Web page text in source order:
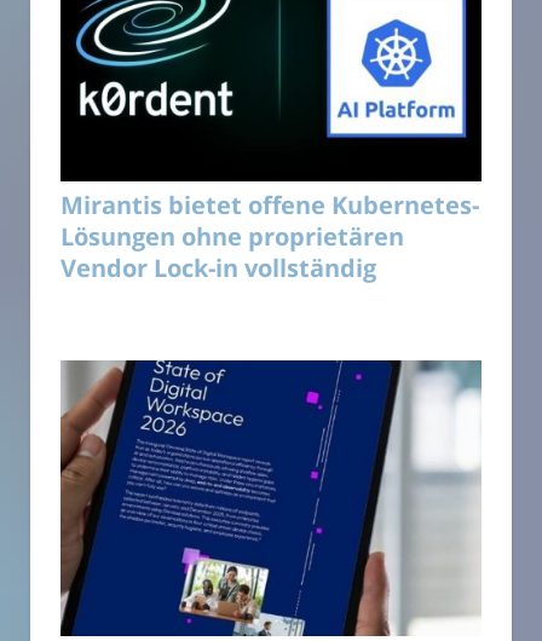
Mirantis bietet offene Kubernetes-
Lösungen ohne proprietären
Vendor Lock-in vollständig